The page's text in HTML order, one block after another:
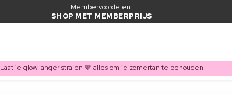
Membervoordelen:
SHOP MET MEMBERPRIJS
Laat je glow langer stralen 🤎 alles om je zomertan te behouden